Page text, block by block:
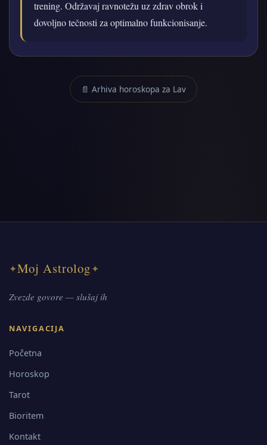
trening. Održavaj ravnotežu uz zdrav obrok i
dovoljno tečnosti za optimalno funkcionisanje.
📄 Arhiva horoskopa za Lav
✦Moj Astrolog✦
Zvezde govore — slušaj ih
NAVIGACIJA
Početna
Horoskop
Tarot
Bioritem
Kontakt